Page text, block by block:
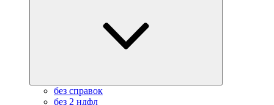
без справок
без 2 ндфл